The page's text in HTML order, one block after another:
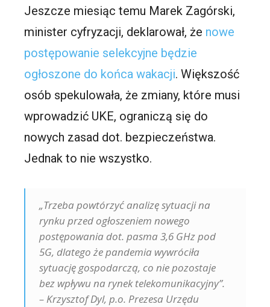
Jeszcze miesiąc temu Marek Zagórski,
minister cyfryzacji, deklarował, że nowe
postępowanie selekcyjne będzie
ogłoszone do końca wakacji. Większość
osób spekulowała, że zmiany, które musi
wprowadzić UKE, ograniczą się do
nowych zasad dot. bezpieczeństwa.
Jednak to nie wszystko.
„Trzeba powtórzyć analizę sytuacji na
rynku przed ogłoszeniem nowego
postępowania dot. pasma 3,6 GHz pod
5G, dlatego że pandemia wywróciła
sytuację gospodarczą, co nie pozostaje
bez wpływu na rynek telekomunikacyjny”.
– Krzysztof Dyl, p.o. Prezesa Urzędu